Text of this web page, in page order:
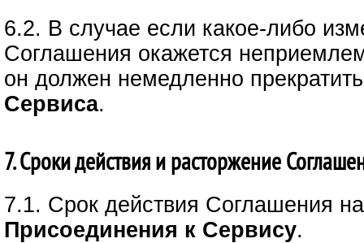
6.2. В случае если какое-либо
Соглашения окажется
он должен немедленно
Сервиса.
7. Сроки действия и расторжение
7.1. Срок действия Соглашения
Присоединения к Сервису.